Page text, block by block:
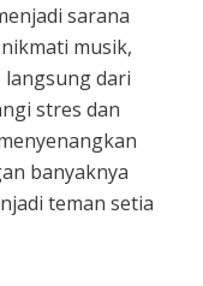
sarana
musik,
dari
stres dan
banyaknya
teman setia